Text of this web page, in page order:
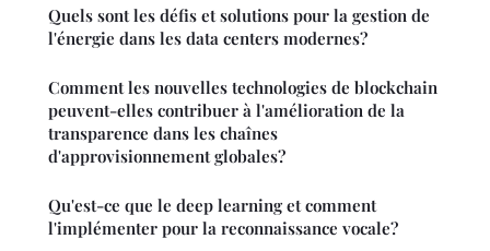
Quels sont les défis et solutions pour la gestion de
l'énergie dans les data centers modernes?
Comment les nouvelles technologies de blockchain
peuvent-elles contribuer à l'amélioration de la
transparence dans les chaînes
d'approvisionnement globales?
Qu'est-ce que le deep learning et comment
l'implémenter pour la reconnaissance vocale?